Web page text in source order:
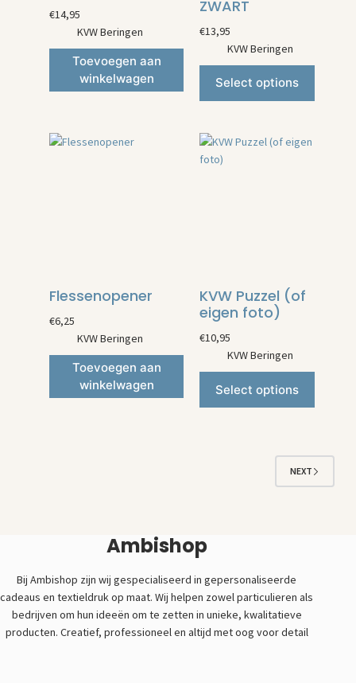
€14,95
KVW Beringen
Toevoegen aan
winkelwagen
ZWART
€13,95
KVW Beringen
Select options
Flessenopener
€6,25
KVW Beringen
Toevoegen aan
winkelwagen
KVW Puzzel (of
eigen foto)
€10,95
KVW Beringen
Select options
NEXT
Ambishop
Bij Ambishop zijn wij gespecialiseerd in gepersonaliseerde
cadeaus en textieldruk op maat. Wij helpen zowel particulieren als
bedrijven om hun ideeën om te zetten in unieke, kwalitatieve
producten. Creatief, professioneel en altijd met oog voor detail